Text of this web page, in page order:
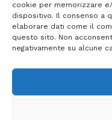
cookie per memorizzare
dispositivo. Il consenso a
elaborare dati come il
questo sito. Non
negativamente su alcune
Scippo a
ragusano
8